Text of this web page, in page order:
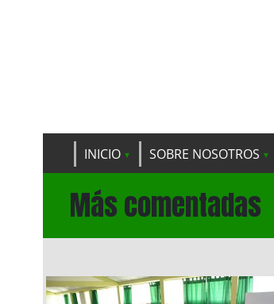
INICIO SOBRE NOSOTROS
Más comentadas